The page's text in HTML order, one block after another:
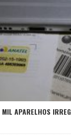
APARELHOS